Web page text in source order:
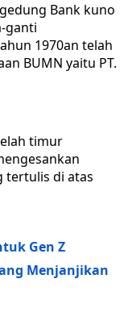
Bank kuno
ganti
1970an telah
BUMN yaitu PT.
timur
tertulis di atas
Gen Z
Menjanjikan